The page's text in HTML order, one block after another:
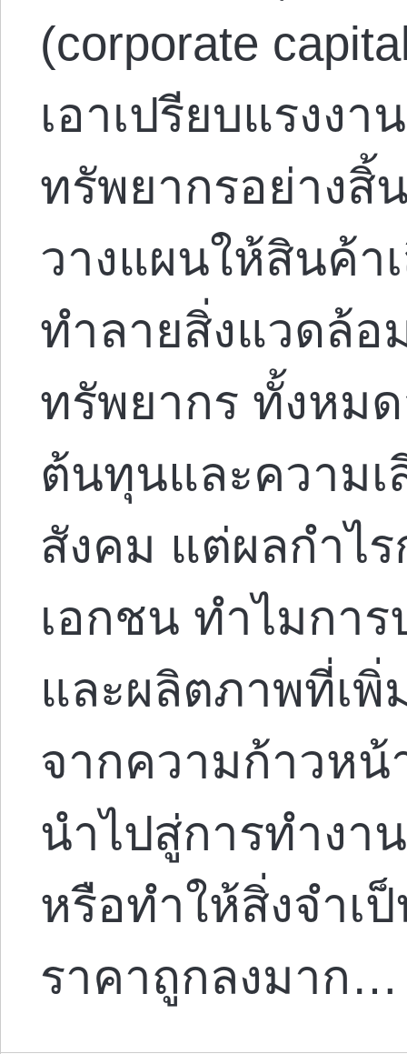
(corporate
เอาเปรียบแรงง
ทรัพยากรอย่างสิ้
วางแผนให้สินค้
ทำลายสิ่งแวดล้อ
ทรัพยากร ทั้งหม
ต้นทุนและความเ
สังคม แต่ผลกำไ
เอกชน ทำไมกา
และผลิตภาพที่เ
จากความก้าวหน้
นำไปสู่การทำงา
หรือทำให้สิ่งจำเ
ราคาถูกลงมาก…